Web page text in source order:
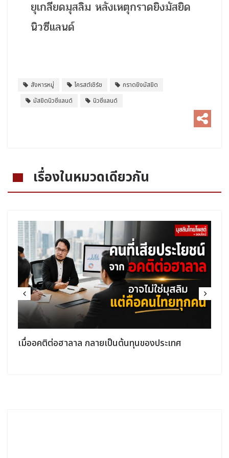
ยุเกลียดมุสลิม หลังเหตุกราดยิงมัสยิด
นิวซีแลนด์
สังหารหมู่ ไครสต์เชิร์ช
กราดยิงมัสยิด
มัสยิดนิวซีแลนด์
นิวซีแลนด์
เรื่องในหมวดเดียวกัน
Muslim Friendly สำหรับคนไม่ใช่มุสลิม: โอกาสใหม่